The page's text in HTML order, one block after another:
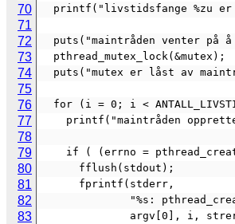
70
printf("livstidsfange %zu
71
72
puts("maintråden venter på
73
  pthread_mutex_lock(&mutex);
74
puts("mutex er låst av
75
76
for (i = 0; i <
77
printf("maintråden
78
79
if ( (errno =
80
      fflush(stdout);
81
      fprintf(stderr,
82
"%s:
83
argv[0],